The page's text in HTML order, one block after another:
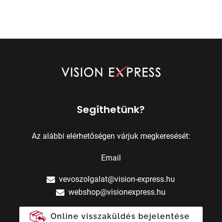
Segíthetünk?
Az alábbi elérhetőségen várjuk megkeresését:
Email
vevoszolgalat@vision-express.hu
webshop@visionexpress.hu
Online visszaküldés bejelentése